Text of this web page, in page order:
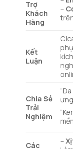
Trợ
Khách
Hàng
–
Kết
Luận
Chia Sẻ
Trải
Nghiệm
Các
–